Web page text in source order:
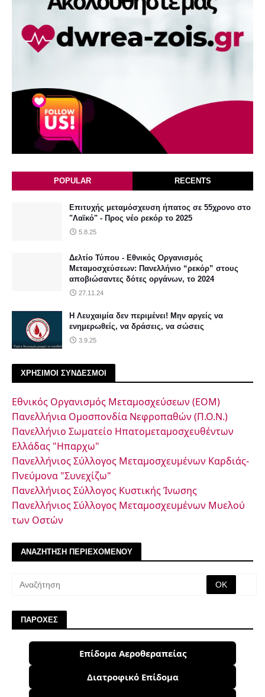
POPULAR RECENTS
Επιτυχής μεταμόσχευση ήπατος σε 55χρονο στο
"Λαϊκό" - Προς νέο ρεκόρ το 2025
5.8.25
Δελτίο Τύπου - Εθνικός Οργανισμός
Μεταμοσχεύσεων: Πανελλήνιο “ρεκόρ” στους
αποβιώσαντες δότες οργάνων, το 2024
27.11.24
Η Λευχαιμία δεν περιμένει! Μην αργείς να
ενημερωθείς, να δράσεις, να σώσεις
3.9.25
ΧΡΗΣΙΜΟΙ ΣΥΝΔΕΣΜΟΙ
Εθνικός Οργανισμός Μεταμοσχεύσεων (ΕΟΜ)
Πανελλήνια Ομοσπονδία Νεφροπαθών (Π.Ο.Ν.)
Πανελλήνιο Σωματείο Ηπατομεταμοσχευθέντων
Ελλάδας "Ηπαρχω"
Πανελλήνιος Σύλλογος Μεταμοσχευμένων Καρδιάς-
Πνεύμονα "Συνεχίζω"
Πανελλήνιος Σύλλογος Κυστικής Ίνωσης
Πανελλήνιος Σύλλογος Μεταμοσχευμένων Μυελού
των Οστών
ΑΝΑΖΗΤΗΣΗ ΠΕΡΙΕΧΟΜΕΝΟΥ
ΠΑΡΟΧΕΣ
Επίδομα Αεροθεραπείας
Διατροφικό Επίδομα